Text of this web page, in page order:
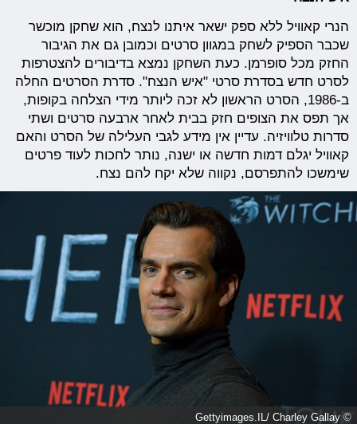
הנרי קאוויל ללא ספק ישאר איתנו לנצח, הוא שחקן מוכשר
שכבר הספיק לשחק במגוון סרטים וכמובן גם את הגיבור
החזק מכל סופרמן. כעת השחקן נמצא בדיבורים להצטרפות
לסרט חדש בסדרת סרטי "איש הנצח". סדרת הסרטים החלה
ב-1986, הסרט הראשון לא זכה ליותר מידי הצלחה בקופות,
אך תפס את הצופים חזק בבית לאחר ארבעה סרטים ושתי
סדרות טלוויזיה. עדיין אין מידע לגבי העלילה של הסרט והאם
קאוויל יגלם דמות חדשה או ישנה, נותר לחכות לעוד פרטים
שימשכו להתפרסם, נקווה שלא יקח להם נצח.
© Gettyimages.IL/ Charley Gallay